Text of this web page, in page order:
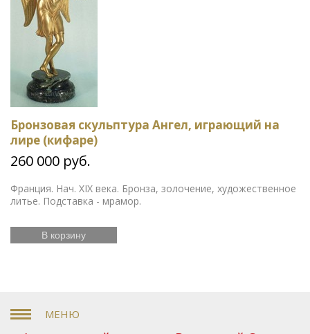
Бронзовая скульптура Ангел, играющий на
лире (кифаре)
260 000 руб.
Франция. Нач. XIX века. Бронза, золочение, художественное
литье. Подставка - мрамор.
В корзину